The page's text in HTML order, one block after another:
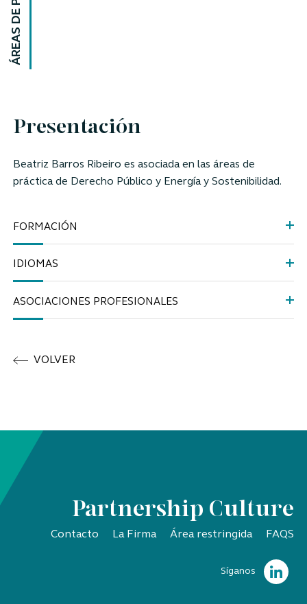
Presentación
Beatriz Barros Ribeiro es asociada en las áreas de
práctica de Derecho Público y Energía y Sostenibilidad.
FORMACIÓN
IDIOMAS
ASOCIACIONES PROFESIONALES
VOLVER
Partnership Culture
Contacto La Firma Área restringida FAQS
Síganos